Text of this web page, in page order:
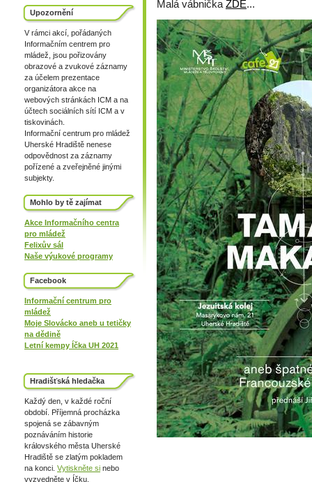
Upozornění
V rámci akcí, pořádaných
Informačním centrem pro
mládež, jsou pořizovány
obrazové a zvukové záznamy
za účelem prezentace
organizátora akce na
webových stránkách ICM a na
účtech sociálních sítí ICM a v
tiskovinách.
Informační centrum pro mládež
Uherské Hradiště nenese
odpovědnost za záznamy
pořízené a zveřejněné jinými
subjekty.
Mohlo by tě zajímat
Akce Informačního centra
pro mládež
Felixův sál
Naše výukové programy
Facebook
Informační centrum pro
mládež
Moje Slovácko aneb u tetičky
na dědině
Letní kempy Íčka UH 2021
Hradišťská hledačka
Každý den, v každé roční
období. Příjemná procházka
spojená se zábavným
poznáváním historie
královského města Uherské
Hradiště se zlatým pokladem
na konci. Vytiskněte si nebo
vyzvedněte v Íčku.
Malá vábničkaZDE...